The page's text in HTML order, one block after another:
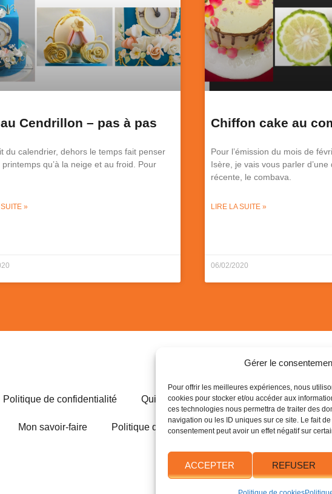
Gérer le
Pour offrir les meilleures expériences, nous
cookies pour stocker et/ou accéder aux
ces technologies nous permettra de traiter des
navigation ou les ID uniques sur ce site. Le fait
consentement peut avoir un effet négatif sur
ACCEPTER REFUSER
Cendrillon – pas à pas
du calendrier, dehors le temps fait penser
printemps qu’à la neige et au froid. Pour
»
Chiffon cake au
Pour l’émission du mois de
Isère, je vais vous parler
récente, le combava.
LIRE LA SUITE »
06/02/2020
Politique de confidentialité Qui est Valentina Bres ?
Mon savoir-faire Politique de cookies (UE)
06 16
28 rue